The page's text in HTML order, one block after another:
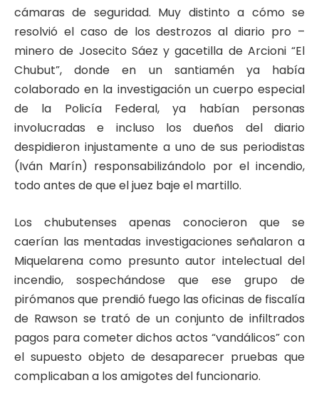
cámaras de seguridad. Muy distinto a cómo se
resolvió el caso de los destrozos al diario pro –
minero de Josecito Sáez y gacetilla de Arcioni “El
Chubut”, donde en un santiamén ya había
colaborado en la investigación un cuerpo especial
de la Policía Federal, ya habían personas
involucradas e incluso los dueños del diario
despidieron injustamente a uno de sus periodistas
(Iván Marín) responsabilizándolo por el incendio,
todo antes de que el juez baje el martillo.
Los chubutenses apenas conocieron que se
caerían las mentadas investigaciones señalaron a
Miquelarena como presunto autor intelectual del
incendio, sospechándose que ese grupo de
pirómanos que prendió fuego las oficinas de fiscalía
de Rawson se trató de un conjunto de infiltrados
pagos para cometer dichos actos “vandálicos” con
el supuesto objeto de desaparecer pruebas que
complicaban a los amigotes del funcionario.